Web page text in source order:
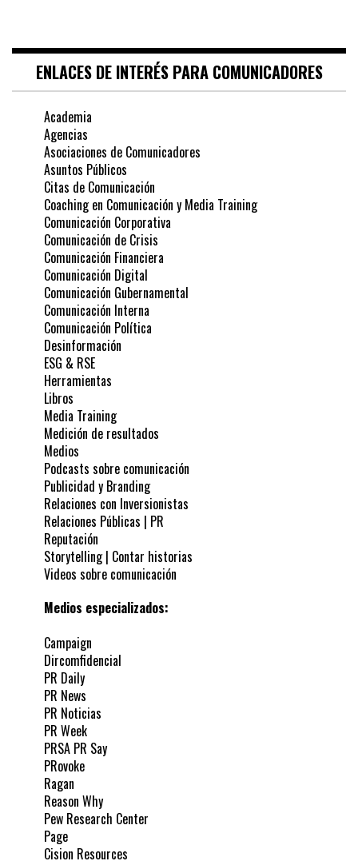
ENLACES DE INTERÉS PARA COMUNICADORES
Academia
Agencias
Asociaciones de Comunicadores
Asuntos Públicos
Citas de Comunicación
Coaching en Comunicación y Media Training
Comunicación Corporativa
Comunicación de Crisis
Comunicación Financiera
Comunicación Digital
Comunicación Gubernamental
Comunicación Interna
Comunicación Política
Desinformación
ESG & RSE
Herramientas
Libros
Media Training
Medición de resultados
Medios
Podcasts sobre comunicación
Publicidad y Branding
Relaciones con Inversionistas
Relaciones Públicas | PR
Reputación
Storytelling | Contar historias
Videos sobre comunicación
Medios especializados:
Campaign
Dircomfidencial
PR Daily
PR News
PR Noticias
PR Week
PRSA PR Say
PRovoke
Ragan
Reason Why
Pew Research Center
Page
Cision Resources